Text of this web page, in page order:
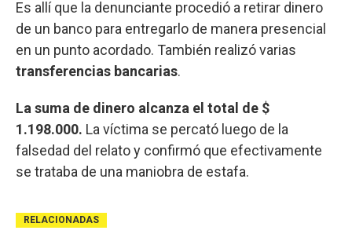
Es allí que la denunciante procedió a retirar dinero
de un banco para entregarlo de manera presencial
en un punto acordado. También realizó varias
transferencias bancarias.
La suma de dinero alcanza el total de $
1.198.000. La víctima se percató luego de la
falsedad del relato y confirmó que efectivamente
se trataba de una maniobra de estafa.
RELACIONADAS